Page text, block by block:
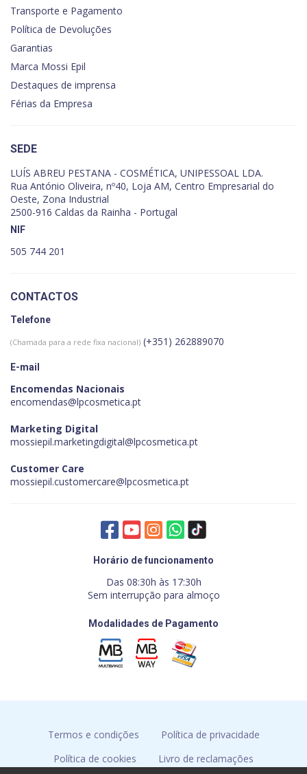
Transporte e Pagamento
Política de Devoluções
Garantias
Marca Mossi Epil
Destaques de imprensa
Férias da Empresa
SEDE
LUÍS ABREU PESTANA - COSMÉTICA, UNIPESSOAL LDA.
Rua António Oliveira, nº40, Loja AM, Centro Empresarial do
Oeste, Zona Industrial
2500-916 Caldas da Rainha - Portugal
NIF
505 744 201
CONTACTOS
Telefone
(Chamada para a rede fixa nacional) (+351) 262889070
E-mail
Encomendas Nacionais
encomendas@lpcosmetica.pt
Marketing Digital
mossiepil.marketingdigital@lpcosmetica.pt
Customer Care
mossiepil.customercare@lpcosmetica.pt
Horário de funcionamento
Das 08:30h às 17:30h
Sem interrupção para almoço
Modalidades de Pagamento
Termos e condições
Política de privacidade
Política de cookies
Livro de reclamações